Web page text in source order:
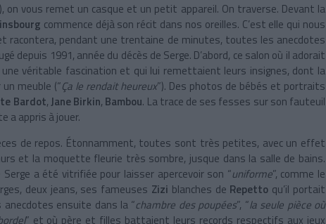
on vous remet un casque et un petit appareil. On traverse. Devant la
commence déjà son récit dans nos oreilles. C’est elle qui nous
racontera, pendant une trentaine de minutes, toutes les anecdotes
depuis 1991, année du décès de Serge. D’abord, ce salon où il adorait
une véritable fascination et qui lui remettaient leurs insignes, dont la
meuble (“Ça le rendait heureux”). Des photos de bébés et portraits
Bardot,Jane Birkin, Bambou. La trace de ses fesses sur son fauteuil
a appris à jouer.
de repos. Étonnamment, toutes sont très petites, avec un effet
et la moquette fleurie très sombre, jusque dans la salle de bains.
Serge a été vitrifiée pour laisser apercevoir son “uniforme”, comme le
deux jeans, ses fameuses Zizi blanches de Repetto qu’il portait
anecdotes ensuite dans la “chambre des poupées”, “la seule pièce où
” et où père et filles battaient leurs records respectifs aux jeux